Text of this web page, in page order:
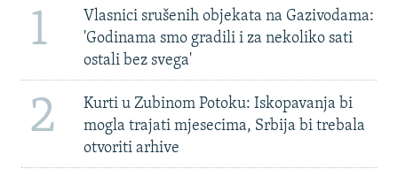
1
Vlasnici srušenih objekata na Gazivodama:
'Godinama smo gradili i za nekoliko sati
ostali bez svega'
2
Kurti u Zubinom Potoku: Iskopavanja bi
mogla trajati mjesecima, Srbija bi trebala
otvoriti arhive